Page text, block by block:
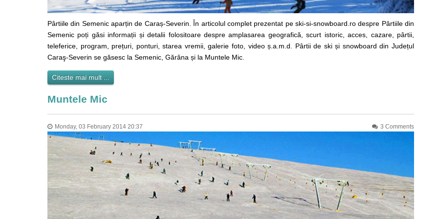
Pârtiile din Semenic aparțin de Caraș-Severin. În articolul complet prezentat pe ski-si-snowboard.ro despre Pârtiile din
Semenic poți găsi informații și detalii folositoare despre amplasarea geografică, scurt istoric, acces, cazare, pârtii,
teleferice, program, prețuri, ponturi, starea vremii, galerie foto, video ș.a.m.d. Pârtii de ski și snowboard din Județul
Caraş-Severin se găsesc la Semenic, Gărâna și la Muntele Mic.
Citeste mai mult ...
Muntele Mic
Monday, 03 February 2014 20:37 3 Comments